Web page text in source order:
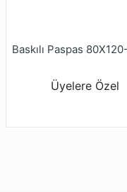
Üyelere Özel